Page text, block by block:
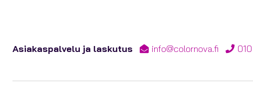
Asiakaspalvelu ja laskutus info@colornova.fi